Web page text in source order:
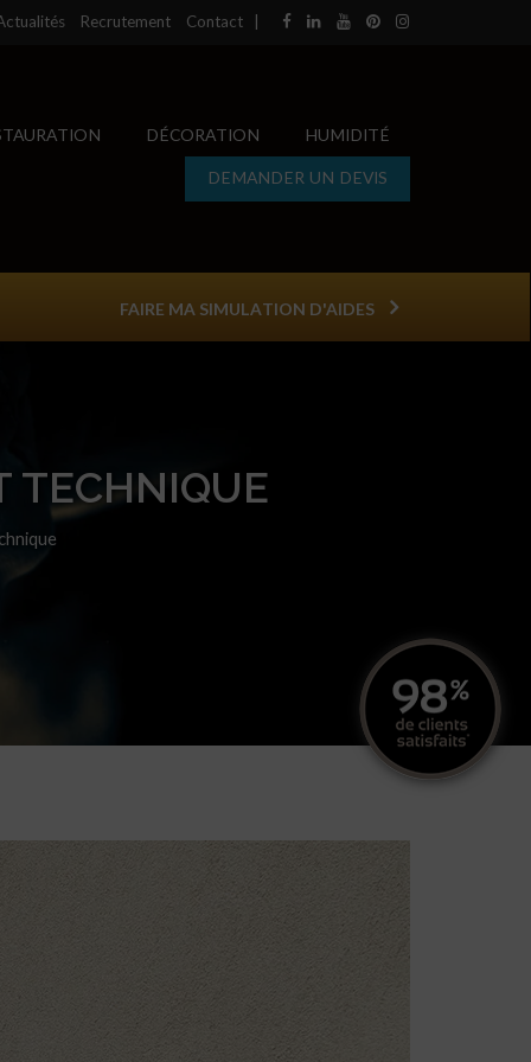
Recrutement Contact
DÉCORATION HUMIDITÉ
DEMANDER UN DEVIS
FAIRE MA SIMULATION D'AIDES
TECHNIQUE